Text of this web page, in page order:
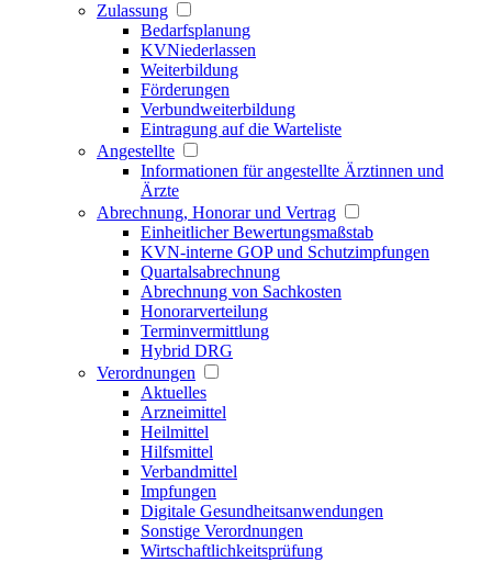
Zulassung
Bedarfsplanung
KVNiederlassen
Weiterbildung
Förderungen
Verbundweiterbildung
Eintragung auf die Warteliste
Angestellte
Informationen für angestellte Ärztinnen und
Ärzte
Abrechnung, Honorar und Vertrag
Einheitlicher Bewertungsmaßstab
KVN-interne GOP und Schutzimpfungen
Quartalsabrechnung
Abrechnung von Sachkosten
Honorarverteilung
Terminvermittlung
Hybrid DRG
Verordnungen
Aktuelles
Arzneimittel
Heilmittel
Hilfsmittel
Verbandmittel
Impfungen
Digitale Gesundheitsanwendungen
Sonstige Verordnungen
Wirtschaftlichkeitsprüfung